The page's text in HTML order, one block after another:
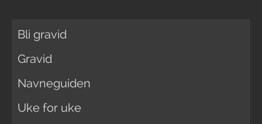
Bli gravid
Gravid
Navneguiden
Uke for uke